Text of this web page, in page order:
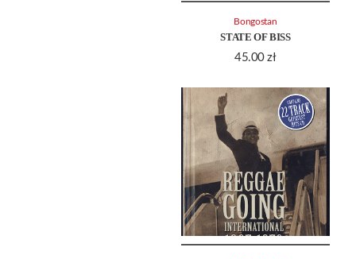
STATE OF BISS
45.00zł
Bongostan